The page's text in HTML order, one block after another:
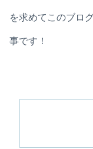
を求めてこのブロ
事です！